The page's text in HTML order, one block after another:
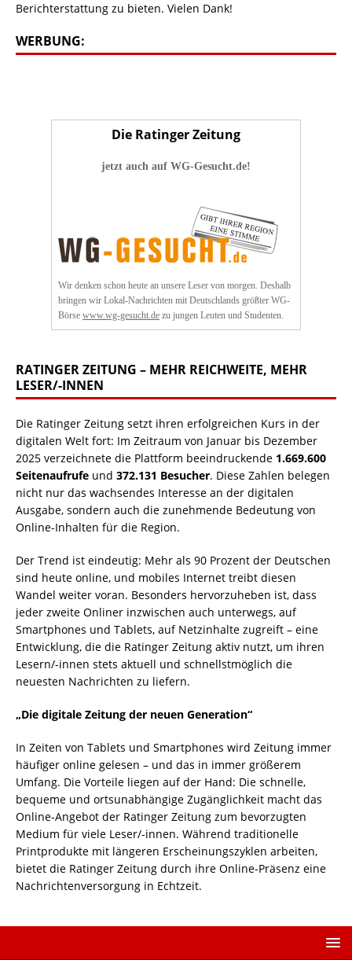
Berichterstattung zu bieten. Vielen Dank!
WERBUNG:
Die Ratinger Zeitung
jetzt auch auf WG-Gesucht.de!
Wir denken schon heute an unsere Leser von morgen. Deshalb
bringen wir Lokal-Nachrichten mit Deutschlands größter WG-
Börse www.wg-gesucht.de zu jungen Leuten und Studenten.
RATINGER ZEITUNG – MEHR REICHWEITE, MEHR
LESER/-INNEN
Die Ratinger Zeitung setzt ihren erfolgreichen Kurs in der
digitalen Welt fort: Im Zeitraum von Januar bis Dezember
2025 verzeichnete die Plattform beeindruckende 1.669.600
Seitenaufrufe und 372.131 Besucher. Diese Zahlen belegen
nicht nur das wachsendes Interesse an der digitalen
Ausgabe, sondern auch die zunehmende Bedeutung von
Online-Inhalten für die Region.
Der Trend ist eindeutig: Mehr als 90 Prozent der Deutschen
sind heute online, und mobiles Internet treibt diesen
Wandel weiter voran. Besonders hervorzuheben ist, dass
jeder zweite Onliner inzwischen auch unterwegs, auf
Smartphones und Tablets, auf Netzinhalte zugreift – eine
Entwicklung, die die Ratinger Zeitung aktiv nutzt, um ihren
Lesern/-innen stets aktuell und schnellstmöglich die
neuesten Nachrichten zu liefern.
„Die digitale Zeitung der neuen Generation“
In Zeiten von Tablets und Smartphones wird Zeitung immer
häufiger online gelesen – und das in immer größerem
Umfang. Die Vorteile liegen auf der Hand: Die schnelle,
bequeme und ortsunabhängige Zugänglichkeit macht das
Online-Angebot der Ratinger Zeitung zum bevorzugten
Medium für viele Leser/-innen. Während traditionelle
Printprodukte mit längeren Erscheinungszyklen arbeiten,
bietet die Ratinger Zeitung durch ihre Online-Präsenz eine
Nachrichtenversorgung in Echtzeit.